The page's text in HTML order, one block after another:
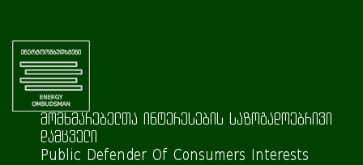
მომხმარებელთა ინტერესების საზოგადოებრივი
დამცველი
Public Defender Of Consumers Interests